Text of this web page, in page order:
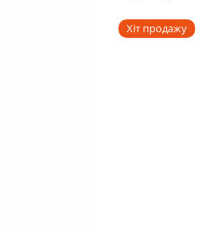
Хіт продажу